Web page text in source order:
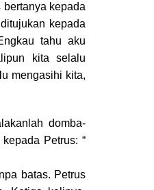
kepada
kepada
tahu aku
kita selalu
mengasihi kita,
domba-
Petrus: “
batas. Petrus